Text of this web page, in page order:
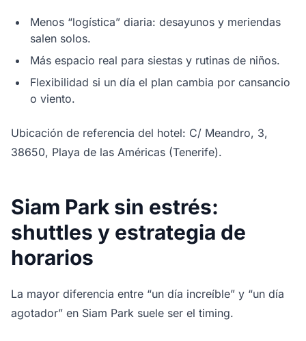
Menos “logística” diaria: desayunos y meriendas
salen solos.
Más espacio real para siestas y rutinas de niños.
Flexibilidad si un día el plan cambia por cansancio
o viento.
Ubicación de referencia del hotel: C/ Meandro, 3,
38650, Playa de las Américas (Tenerife).
Siam Park sin estrés:
shuttles y estrategia de
horarios
La mayor diferencia entre “un día increíble” y “un día
agotador” en Siam Park suele ser el timing.